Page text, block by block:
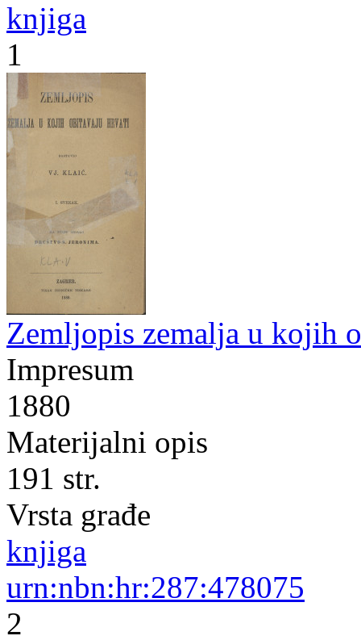
knjiga
1
Zemljopis zemalja u kojih
Impresum
1880
Materijalni opis
191 str.
Vrsta građe
knjiga
urn:nbn:hr:287:478075
2